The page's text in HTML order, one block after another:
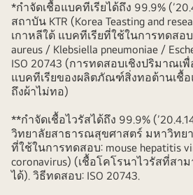
*กำจัดเชื้อแบคทีเรียได้ถึง 99.9%
สถาบัน KTR (Korea Teasting and
เกาหลีใต้ แบคทีเรียที่ใช้ในการทดสอบ:
aureus / Klebsiella pneumoniae /
ISO 20743 (การทดสอบเชิงปริมาณเ
แบคทีเรียของผลิตภัณฑ์สิ่งทอต้านเชื้
ถึงผ้าไม่ทอ)
**กำจัดเชื้อไวรัสได้ถึง 99.9%
วิทยาลัยสาธารณสุขศาสตร์ มหาวิทย
ที่ใช้ในการทดสอบ: mouse hepatitis
coronavirus) (เชื้อโคโรนาไวรัสที่ส
ได้). วิธีทดสอบ: ISO 20743.